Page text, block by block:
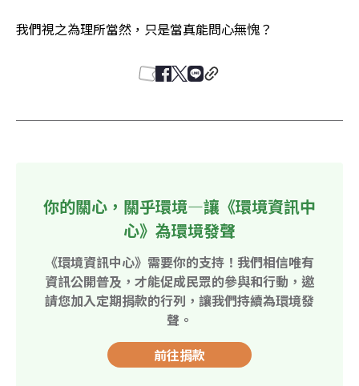
我們視之為理所當然，只是當真能問心無愧？
你的關心，關乎環境—讓《環境資訊中
心》為環境發聲
《環境資訊中心》需要你的支持！我們相信唯有
資訊公開普及，才能促成民眾的參與和行動，邀
請您加入定期捐款的行列，讓我們持續為環境發
聲。
前往捐款